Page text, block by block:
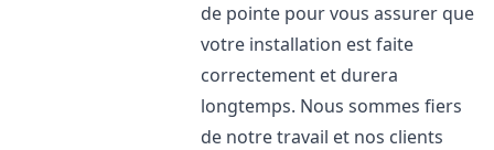
de pointe pour vous assurer que
votre installation est faite
correctement et durera
longtemps. Nous sommes fiers
de notre travail et nos clients